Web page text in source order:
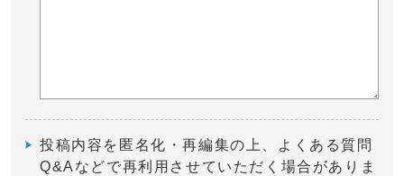
投稿内容を匿名化・再編集の上、よくある質問
Q&Aなどで再利用させていただく場合がありま